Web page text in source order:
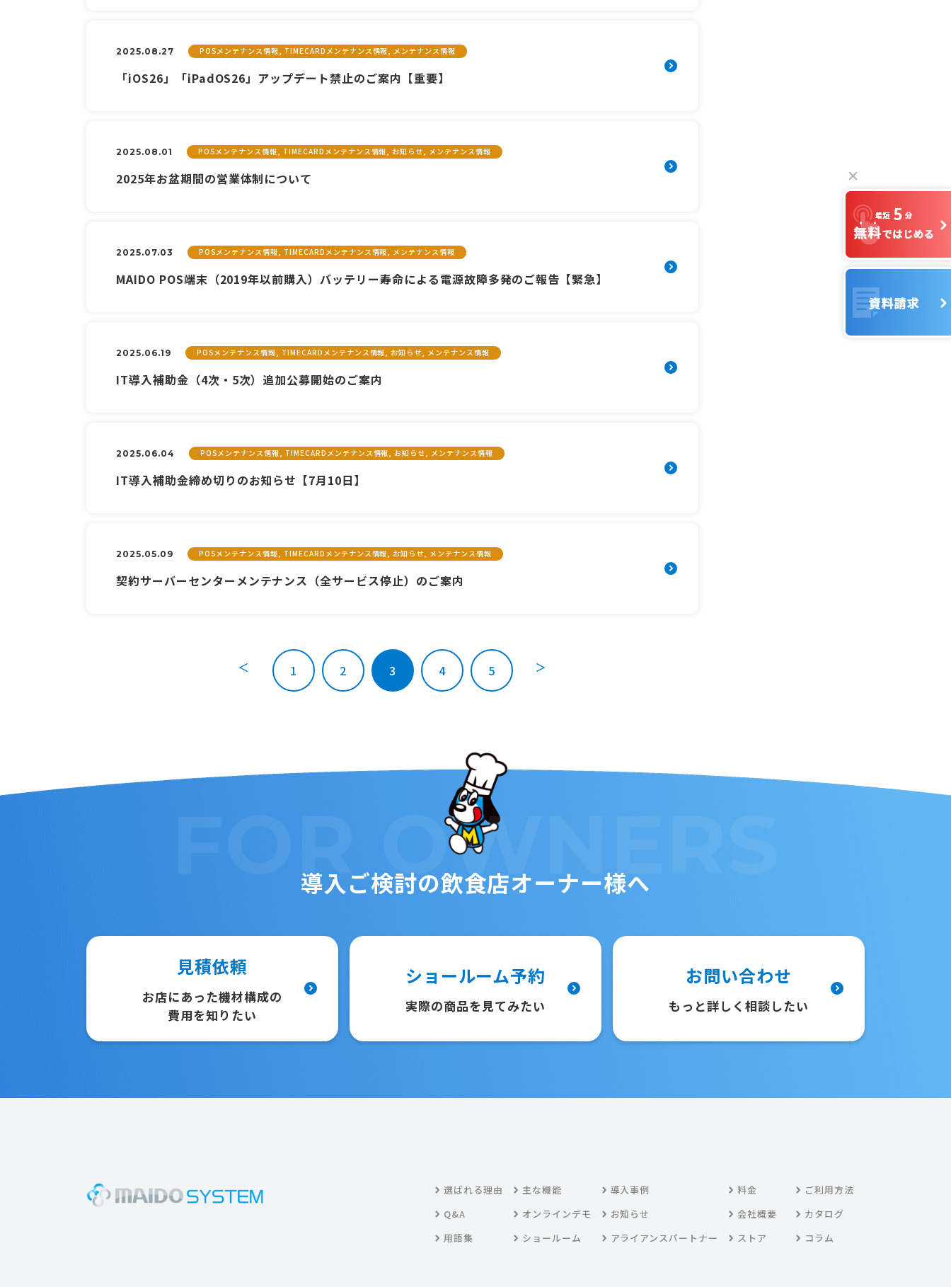
2025.08.27 POSメンテナンス情報, TIMECARDメンテナンス情報, メンテナンス情報
「iOS26」「iPadOS26」アップデート禁止のご案内【重要】
2025.08.01 POSメンテナンス情報, TIMECARDメンテナンス情報, お知らせ, メンテナンス情報
2025年お盆期間の営業体制について
2025.07.03 POSメンテナンス情報, TIMECARDメンテナンス情報, メンテナンス情報
MAIDO POS端末（2019年以前購入）バッテリー寿命による電源故障多発のご報告【緊急】
2025.06.19 POSメンテナンス情報, TIMECARDメンテナンス情報, お知らせ, メンテナンス情報
IT導入補助金（4次・5次）追加公募開始のご案内
2025.06.04 POSメンテナンス情報, TIMECARDメンテナンス情報, お知らせ, メンテナンス情報
IT導入補助金締め切りのお知らせ【7月10日】
2025.05.09 POSメンテナンス情報, TIMECARDメンテナンス情報, お知らせ, メンテナンス情報
契約サーバーセンターメンテナンス（全サービス停止）のご案内
＜ 1 2 3 4 5 ＞
導入ご検討の飲食店オーナー様へ
FOROWNERS
見積依頼
お店にあった機材構成の
費用を知りたい
ショールーム予約
実際の商品を見てみたい
お問い合わせ
もっと詳しく相談したい
選ばれる理由 主な機能 導入事例 料金
ご利用方法
Q&A
オンラインデモ お知らせ 会社概要
カタログ
用語集
ショールーム アライアンスパートナー ストア コラム